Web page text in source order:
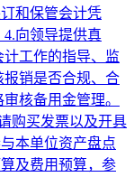
和保管会计凭
向领导提供真
工作的指导、监
销是否合规、合
核备用金管理。
购买发票以及开具
本单位资产盘点
及费用预算，参